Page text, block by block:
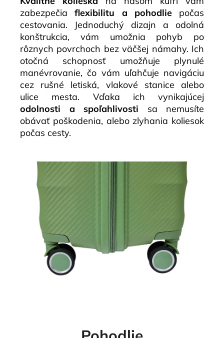
zabezpečiaflexibilitu a pohodliepočas
cestovania. Jednoduchý dizajn a odolná
konštrukcia, vám umožnia pohyb po
rôznych povrchoch bez väčšej námahy. Ich
otočná schopnosť umožňuje plynulé
manévrovanie, čo vám uľahčuje navigáciu
cez rušné letiská, vlakové stanice alebo
ulice mesta. Vďaka ich vynikajúcej
odolnosti a spoľahlivosti sa nemusíte
obávať poškodenia, alebo zlyhania koliesok
počas cesty.